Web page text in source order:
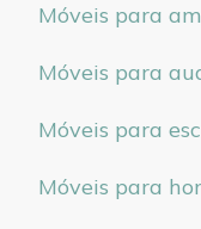
Móveis para
Móveis para
Móveis para
Móveis para